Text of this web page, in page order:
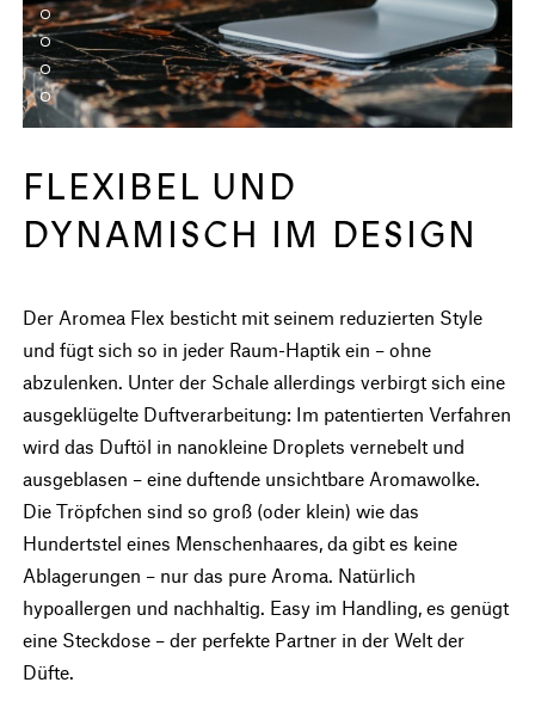
FLEXIBEL UND
DYNAMISCH IM DESIGN
Der Aromea Flex besticht mit seinem reduzierten Style
und fügt sich so in jeder Raum-Haptik ein – ohne
abzulenken. Unter der Schale allerdings verbirgt sich eine
ausgeklügelte Duftverarbeitung: Im patentierten Verfahren
wird das Duftöl in nanokleine Droplets vernebelt und
ausgeblasen – eine duftende unsichtbare Aromawolke.
Die Tröpfchen sind so groß (oder klein) wie das
Hundertstel eines Menschenhaares, da gibt es keine
Ablagerungen – nur das pure Aroma. Natürlich
hypoallergen und nachhaltig. Easy im Handling, es genügt
eine Steckdose – der perfekte Partner in der Welt der
Düfte.